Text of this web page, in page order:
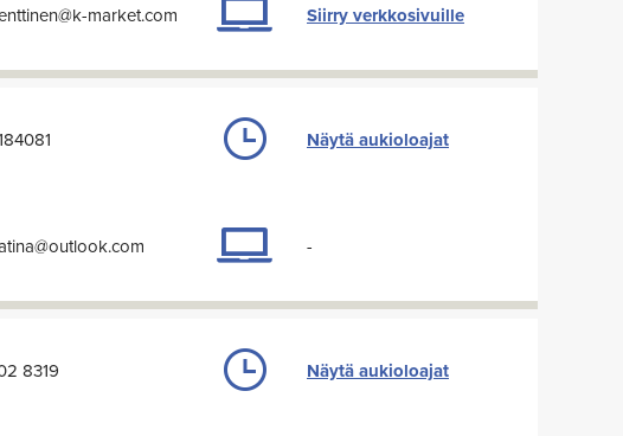
market.com Siirry verkkosivuille
Näytä aukioloajat
-
8319 Näytä aukioloajat